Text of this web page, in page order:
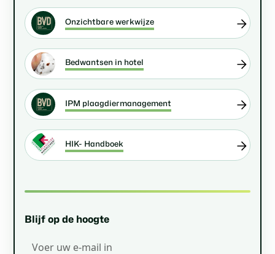
Onzichtbare werkwijze
Bedwantsen in hotel
IPM plaagdiermanagement
HIK- Handboek
Blijf op de hoogte